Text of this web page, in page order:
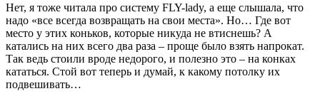
Нет, я тоже читала про систему FLY-lady, а еще слышала, что
надо «все всегда возвращать на свои места». Но… Где вот
место у этих коньков, которые никуда не втиснешь? А
катались на них всего два раза – проще было взять напрокат.
Так ведь стоили вроде недорого, и полезно это – на конках
кататься. Стой вот теперь и думай, к какому потолку их
подвешивать…